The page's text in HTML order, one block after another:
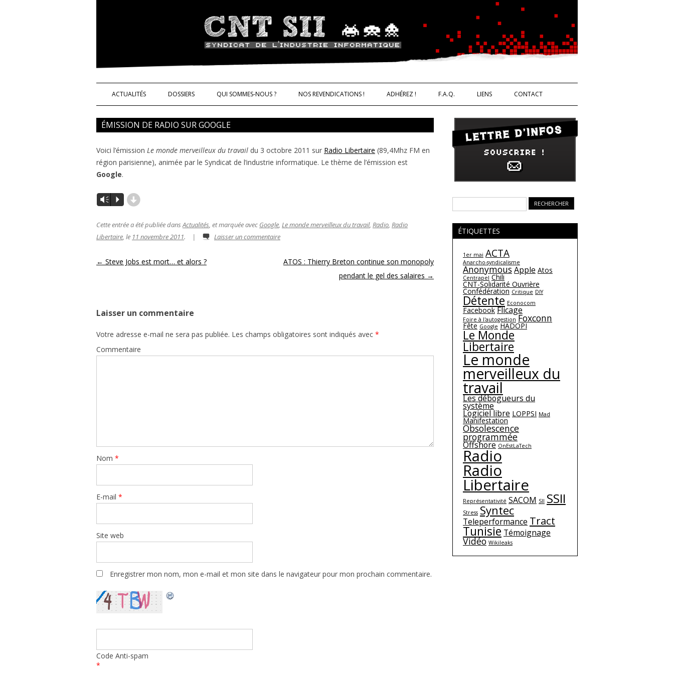
Syndicat de l'industrie informatique CNT – Solidarité Ouvrière
ACTUALITÉS DOSSIERS QUI SOMMES-NOUS ? NOS REVENDICATIONS ! ADHÉREZ ! F.A.Q. LIENS CONTACT
ÉMISSION DE RADIO SUR GOOGLE
Voici l’émission Le monde merveilleux du travail du 3 octobre 2011 sur Radio Libertaire (89,4Mhz FM en
région parisienne), animée par le Syndicat de l’industrie informatique. Le thème de l’émission est
Google.
Vm P d
Cette entrée a été publiée dansActualités, et marquée avec Google, Le monde merveilleux du travail, Radio, Radio
Libertaire, le 11 novembre 2011. | Laisser un commentaire
Navigation des articles
← Steve Jobs est mort… et alors ?
ATOS : Thierry Breton continue son monopoly
pendant le gel des salaires →
Laisser un commentaire
Votre adresse e-mail ne sera pas publiée. Les champs obligatoires sont indiqués avec *
Commentaire
Nom *
E-mail *
Site web
Enregistrer mon nom, mon e-mail et mon site dans le navigateur pour mon prochain commentaire.
Code Anti-spam
*
ÉTIQUETTES
1er mai ACTA
Anarcho-syndicalisme
AnonymousApple Atos
Centrapel Chili
CNT-Solidarité Ouvrière
Confédération Critique DIY
Détente Econocom
Facebook Flicage
Foire à l'autogestion Foxconn
Fête Google HADOPI
Le Monde
Libertaire
Le monde
merveilleux du
travail
Les débogueurs du
système
Logiciel libre LOPPSI Mad
Manifestation
Obsolescence
programmée
Offshore OnEstLaTech
Radio
Radio
Libertaire
Représentativité SACOM SII SSII
Stress Syntec
Teleperformance Tract
Tunisie Témoignage
Vidéo Wikileaks